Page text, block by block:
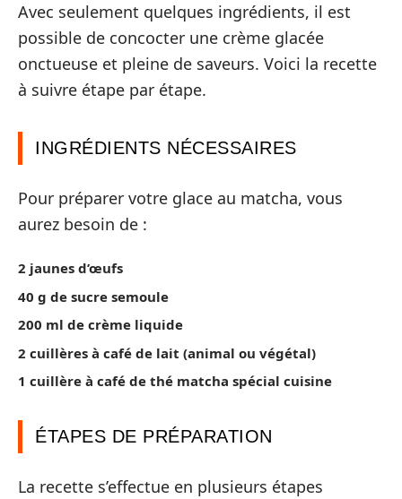
Avec seulement quelques ingrédients, il est
possible de concocter une crème glacée
onctueuse et pleine de saveurs. Voici la recette
à suivre étape par étape.
INGRÉDIENTS NÉCESSAIRES
Pour préparer votre glace au matcha, vous
aurez besoin de :
2 jaunes d’œufs
40 g de sucre semoule
200 ml de crème liquide
2 cuillères à café de lait (animal ou végétal)
1 cuillère à café de thé matcha spécial cuisine
ÉTAPES DE PRÉPARATION
La recette s’effectue en plusieurs étapes